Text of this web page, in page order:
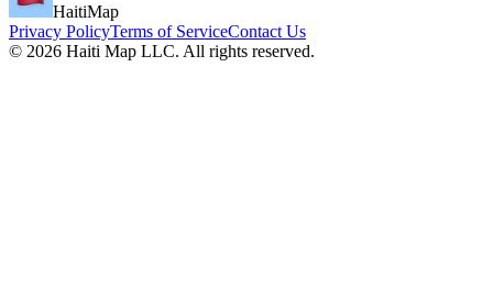
HaitiMap
Privacy PolicyTerms of ServiceContact Us
© 2026 Haiti Map LLC. All rights reserved.